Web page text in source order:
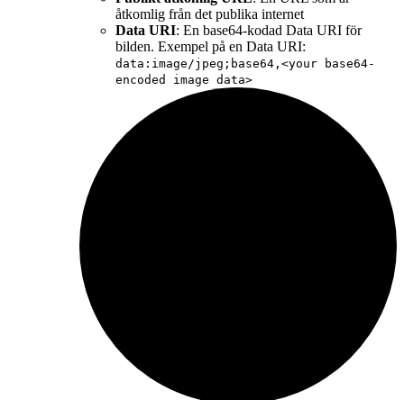
åtkomlig från det publika internet
Data URI: En base64-kodad Data URI för
bilden. Exempel på en Data URI:
data:image/jpeg;base64,<your base64-
encoded image data>